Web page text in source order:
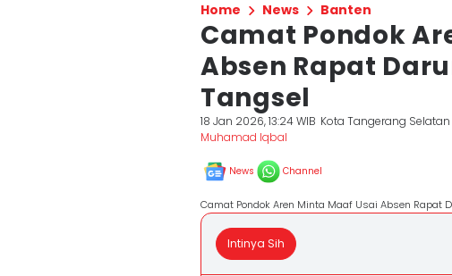
Home News Banten
Camat Pondok
Absen Rapat
Tangsel
18 Jan 2026, 13:24 WIB Kota Tangerang Selatan
Muhamad Iqbal
News Channel
Camat Pondok Aren Minta Maaf Usai Absen Rapat
Intinya Sih